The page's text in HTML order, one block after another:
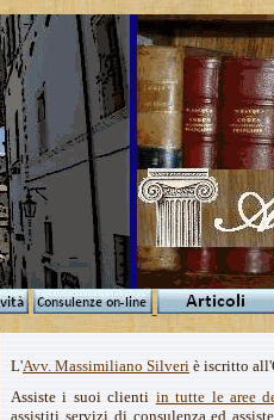
L'Avv. Massimiliano Silveri è iscritto
Assiste i suoi clienti in tutte le aree
assistiti servizi di consulenza ed